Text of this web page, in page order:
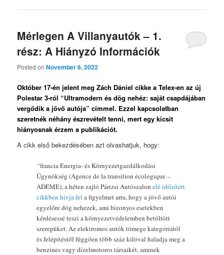
Mérlegen A Villanyautók – 1.
rész: A Hiányzó Információk
Posted onNovember 6, 2022
Október 17-én jelent meg Zách Dániel cikke a Telex-en az új
Polestar 3-ról “Ultramodern és dög nehéz: saját csapdájában
vergődik a jövő autója” címmel. Ezzel kapcsolatban
szeretnék néhány észrevételt tenni, mert egy kicsit
hiányosnak érzem a publikációt.
A cikk első bekezdésében azt olvashatjuk, hogy:
“francia Energia- és Környezetgazdálkodási
Ügynökség (Agence de la transition écologique –
ADEME), a héten zajló Párizsi Autószalonelé időzített
cikkben hívja fel a figyelmet arra, hogy a jövő autói
egyelőre dög nehezek, ami bizonyos esetekben
kérdésessé teszi a környezetvédelemben betöltött
szerepüket. Az elektromos autók tömege kategóriától
és felépítéstől függően több száz kilóval haladja meg a
benzines vagy dízelmotoros társaikét, aminek